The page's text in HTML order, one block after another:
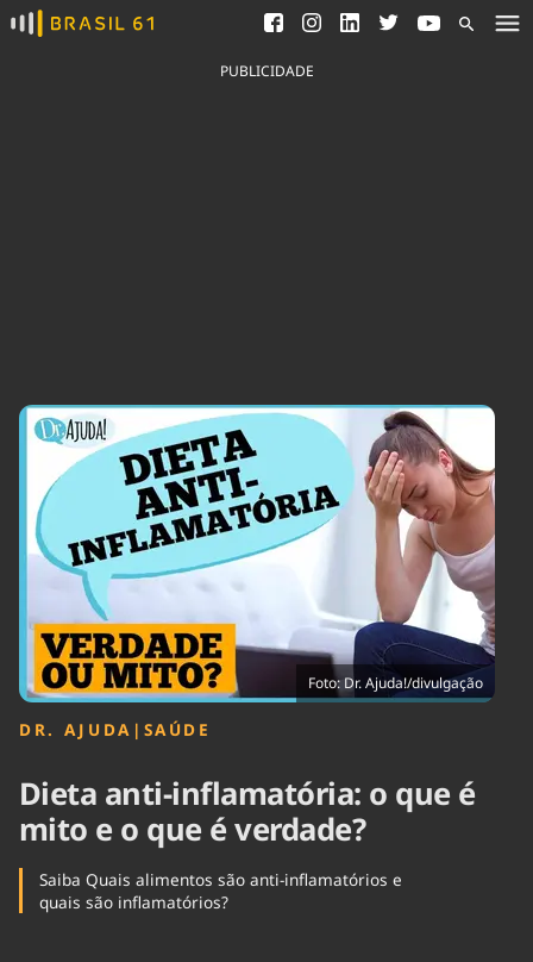
Ver todas as notícias
Saneamento
Indicadores
Agronegócios
Brasil Mineral
Ciência &
Tecnologia
Cinema
Comportamento
Cultura
Economia
Educação
Infraestrutura
Internacional
Meio Ambiente
Podcast
Política
Saúde
PUBLICIDADE
Foto: Dr. Ajuda!/divulgação
DR. AJUDA | SAÚDE
Dieta anti-inflamatória: o que é
mito e o que é verdade?
Saiba Quais alimentos são anti-inflamatórios e
quais são inflamatórios?